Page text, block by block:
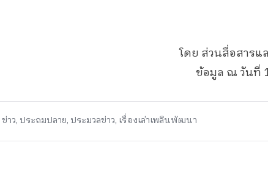
โดย ส่วนสื่อสาร
ข้อมูล ณ วันที่
ข่าว, ประถมปลาย, ประมวลข่าว, เรื่องเล่าเพลินพัฒนา